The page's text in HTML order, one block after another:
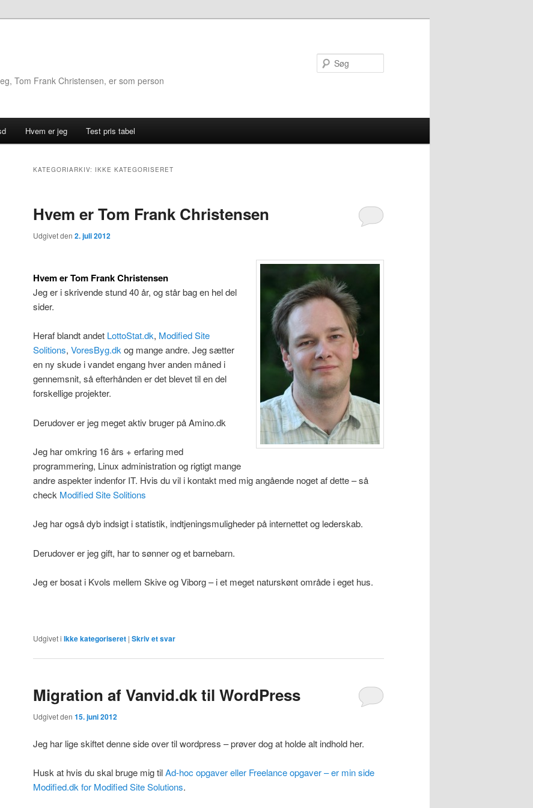
Tom Frank Christensen, er som person
Hvem er jeg Test pris tabel
KATEGORIARKIV: IKKE KATEGORISERET
Hvem er Tom Frank Christensen
Udgivet den 2. juli 2012
Hvem er Tom Frank Christensen
Jeg er i skrivende stund 40 år, og står bag en hel del
sider.
Heraf blandt andet LottoStat.dk, Modified Site
Solitions, VoresByg.dkog mange andre. Jeg sætter
en ny skude i vandet engang hver anden måned i
gennemsnit, så efterhånden er det blevet til en del
forskellige projekter.
Derudover er jeg meget aktiv bruger på Amino.dk
Jeg har omkring 16 års + erfaring med
programmering, Linux administration og rigtigt mange
andre aspekter indenfor IT. Hvis du vil i kontakt med mig angående noget af dette – så
check Modified Site Solitions
Jeg har også dyb indsigt i statistik, indtjeningsmuligheder på internettet og lederskab.
Derudover er jeg gift, har to sønner og et barnebarn.
Jeg er bosat i Kvols mellem Skive og Viborg – i et meget naturskønt område i eget hus.
Udgivet i Ikke kategoriseret | Skriv et svar
Migration af Vanvid.dk til WordPress
Udgivet den 15. juni 2012
Jeg har lige skiftet denne side over til wordpress – prøver dog at holde alt indhold her.
Husk at hvis du skal bruge mig tilAd-hoc opgaver eller Freelance opgaver – er min side
Modified.dk for Modified Site Solutions.